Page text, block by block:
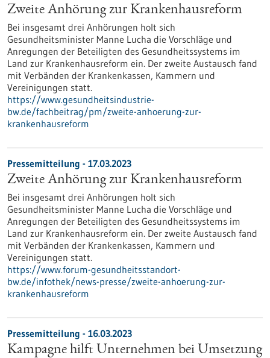
Zweite Anhörung zur Krankenhausreform
Bei insgesamt drei Anhörungen holt sich
Gesundheitsminister Manne Lucha die Vorschläge und
Anregungen der Beteiligten des Gesundheitssystems im
Land zur Krankenhausreform ein. Der zweite Austausch fand
mit Verbänden der Krankenkassen, Kammern und
Vereinigungen statt.
https://www.gesundheitsindustrie-
bw.de/fachbeitrag/pm/zweite-anhoerung-zur-
krankenhausreform
Pressemitteilung - 17.03.2023
Zweite Anhörung zur Krankenhausreform
Bei insgesamt drei Anhörungen holt sich
Gesundheitsminister Manne Lucha die Vorschläge und
Anregungen der Beteiligten des Gesundheitssystems im
Land zur Krankenhausreform ein. Der zweite Austausch fand
mit Verbänden der Krankenkassen, Kammern und
Vereinigungen statt.
https://www.forum-gesundheitsstandort-
bw.de/infothek/news-presse/zweite-anhoerung-zur-
krankenhausreform
Pressemitteilung - 16.03.2023
Kampagne hilft Unternehmen bei Umsetzung